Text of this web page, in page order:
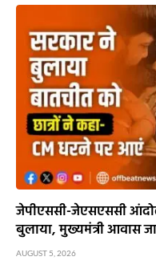
जेपीएससी-जेएसएससी
बुलाया, मुख्यमंत्री आवास
AUGUST 5, 2026